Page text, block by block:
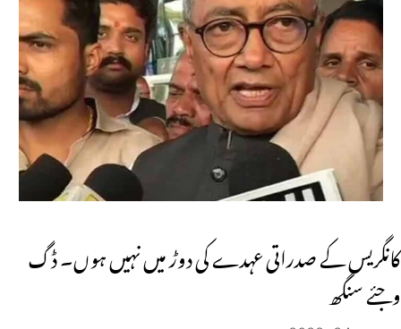
کانگریس کے صدراتی عہدے کی دوڑ میں نہیں ہوں۔ ڈگ
وجئے سنگھ